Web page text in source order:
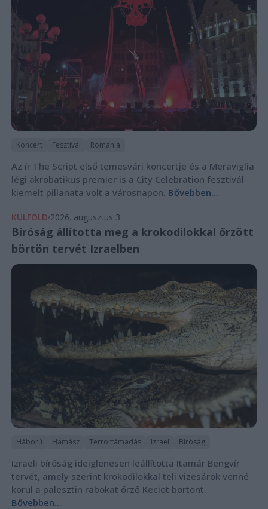
Koncert Fesztivál Románia
Az ír The Script első temesvári koncertje és a Meraviglia
légi akrobatikus premier is a City Celebration fesztivál
kiemelt pillanata volt a városnapon. Bővebben...
KÜLFÖLD 2026. augusztus 3.
Bíróság állította meg a krokodilokkal őrzött
börtön tervét Izraelben
Háború Hamász Terrortámadás Izrael Bíróság
Izraeli bíróság ideiglenesen leállította Itamár Bengvír
tervét, amely szerint krokodilokkal teli vizesárok venné
körül a palesztin rabokat őrző Keciot börtönt.
Bővebben...